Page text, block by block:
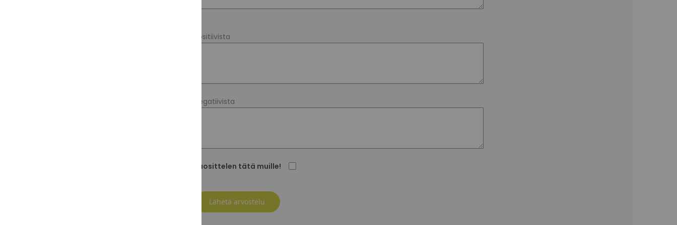
Positiivista
Negatiivista
Suosittelen tätä muille!
Lähetä arvostelu